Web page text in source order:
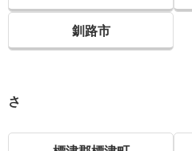
釧路市
さ